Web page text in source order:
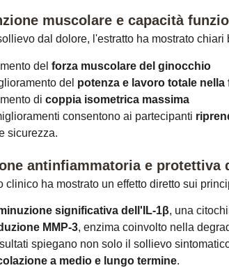
muscolare e capacità
dal dolore, l'estratto ha mostrato
delforza muscolare del ginocchio
del potenza e lavoro totale
dicoppia isometrica massima
consentono ai partecipanti
sicurezza.
antinfiammatoria e protettiva
clinico ha mostrato un effetto diretto sui
significativa dell'IL-1β, una
MMP-3, enzima coinvolto nella
spiegano non solo il sollievo
a medio e lungo termine.